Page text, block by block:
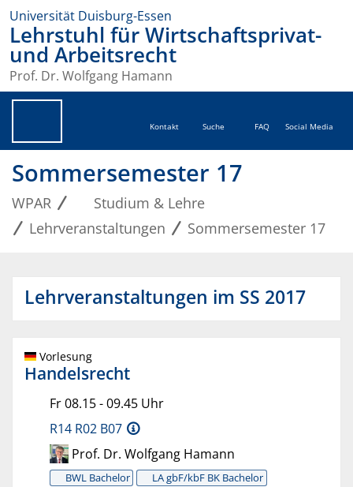
Universität Duisburg-Essen
Lehrstuhl für Wirtschaftsprivat-
und Arbeitsrecht
Prof. Dr. Wolfgang Hamann
Kontakt Suche FAQ Social Media
Sommersemester 17
WPAR
Studium & Lehre
Lehrveranstaltungen
Sommersemester 17
Lehrveranstaltungen im SS 2017
Vorlesung
Handelsrecht
Fr 08.15 - 09.45 Uhr
R14 R02 B07
Prof. Dr. Wolfgang Hamann
BWL Bachelor
LA gbF/kbF BK Bachelor